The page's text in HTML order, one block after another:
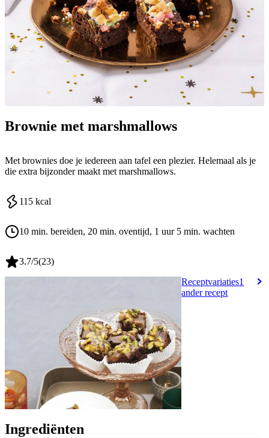
Brownie met marshmallows
Met brownies doe je iedereen aan tafel een plezier. Helemaal als je
die extra bijzonder maakt met marshmallows.
115 kcal
10 min. bereiden, 20 min. oventijd, 1 uur 5 min. wachten
3.7/5(23)
Receptvariaties1
ander recept
Ingrediënten